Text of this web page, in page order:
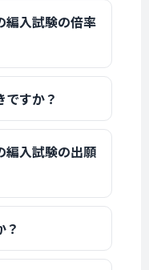
編入試験の倍率
すか？
編入試験の出願
？